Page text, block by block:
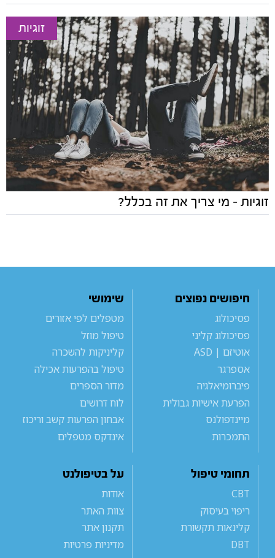
זוגיות
זוגיות – מי צריך את זה בכלל?
חיפושים נפוצים
פסיכולוג
פסיכולוג קליני
אוטיזם | ASD
אספרגר
פיברומיאלגיה
הפרעת אישיות גבולית
מיינדפולנס
התמכרות
שימושי
מטפלים לפי אזורים
טיפול מוזל
קליניקות להשכרה
טיפול בהפרעות אכילה
מדור הספרים
לוח דרושים
אבחון הפרעות קשב וריכוז
אינדקס מטפלים
תחומי טיפול
CBT
ריפוי בעיסוק
קלינאות תקשורת
DBT
על בטיפולנט
אודות
צוות האתר
תקנון אתר
מדיניות פרטיות